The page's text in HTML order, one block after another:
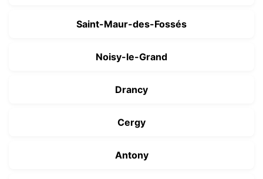
Saint-Maur-des-Fossés
Noisy-le-Grand
Drancy
Cergy
Antony